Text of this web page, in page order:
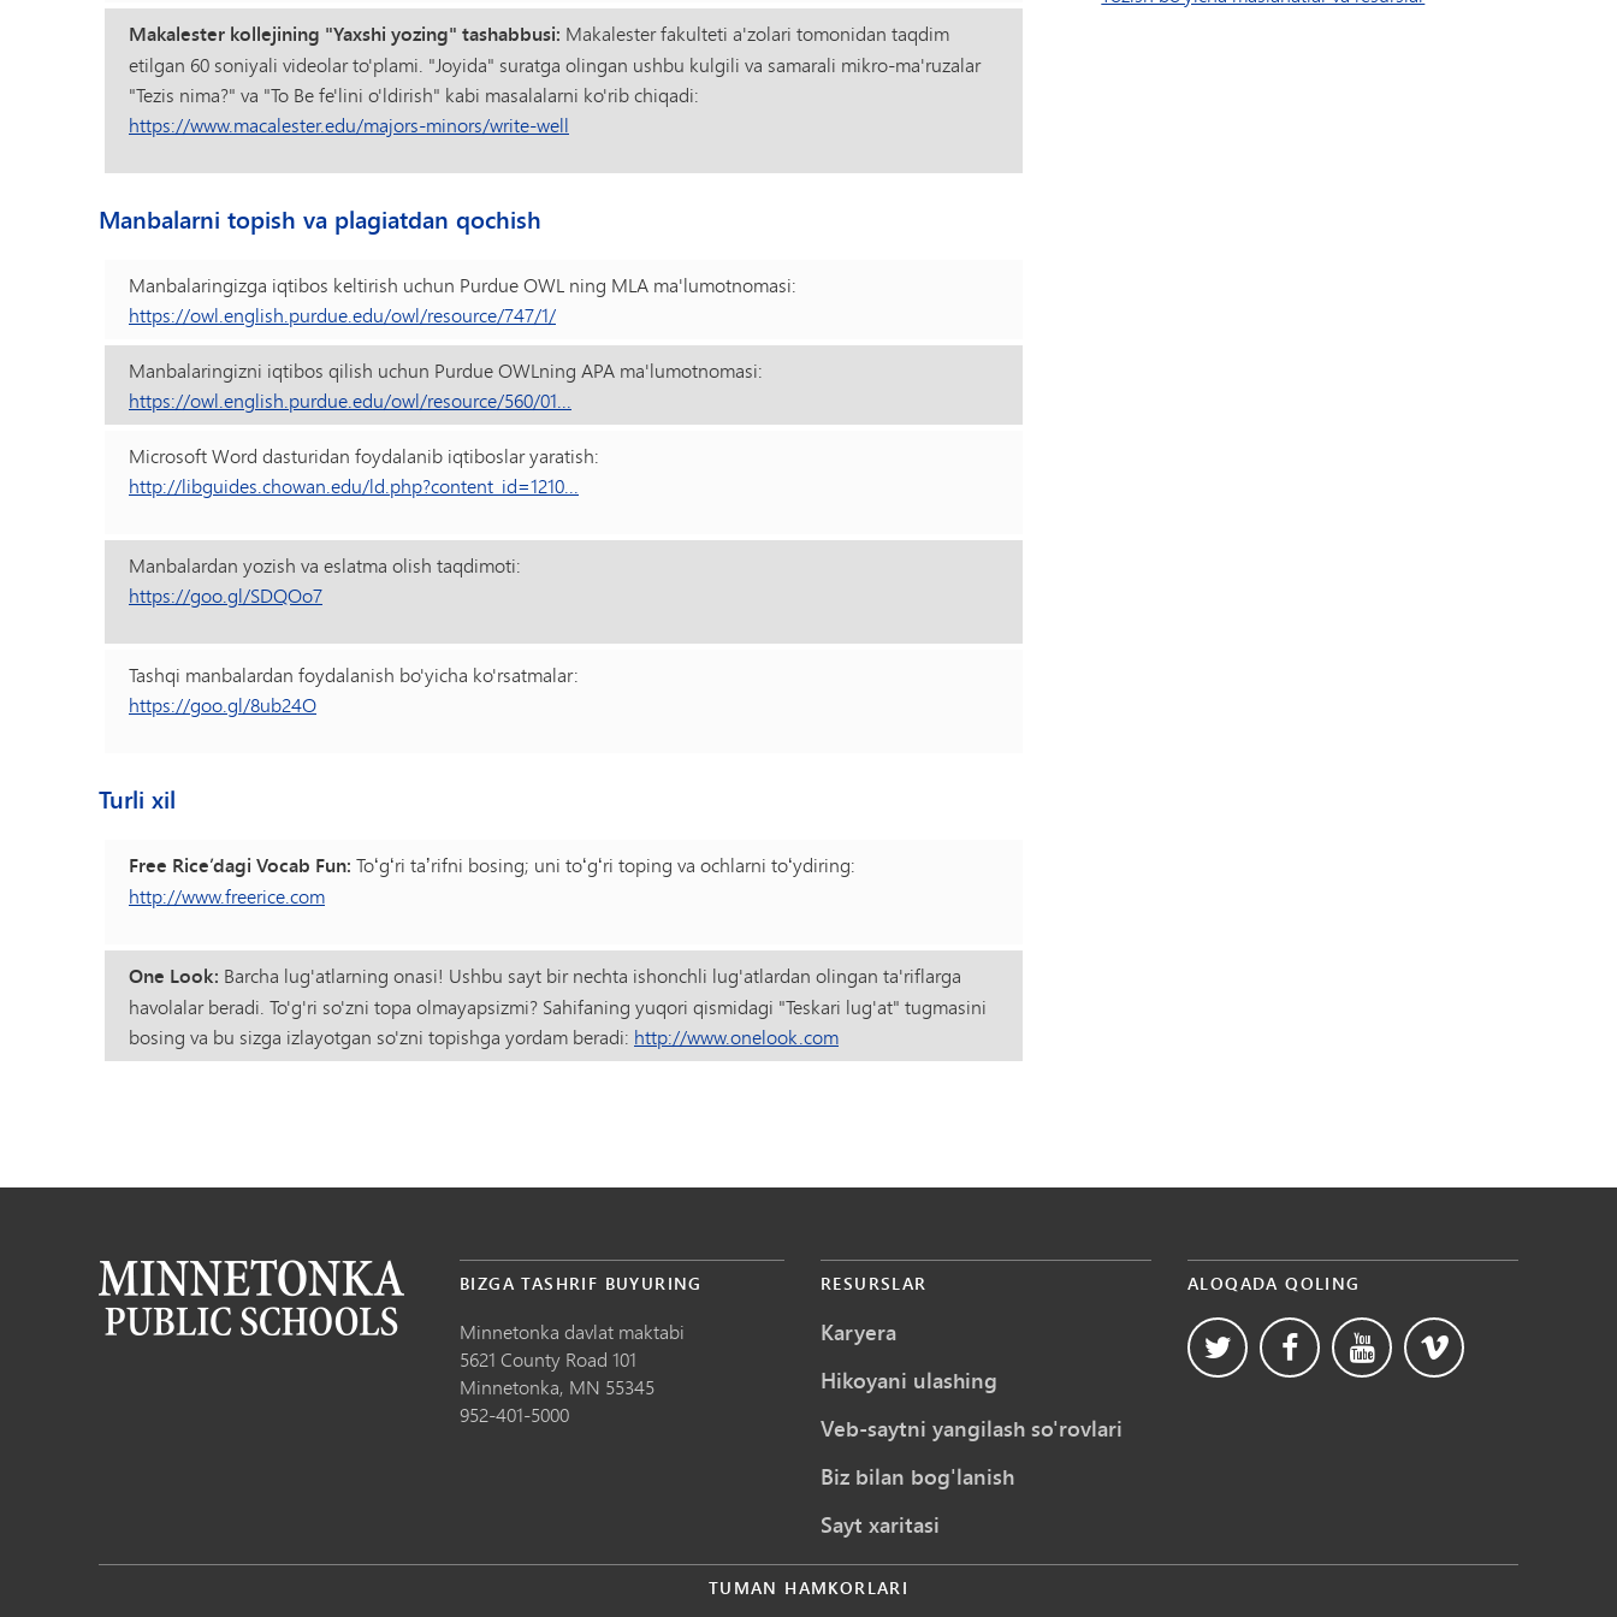
Makalester kollejining "Yaxshi yozing" tashabbusi: Makalester fakulteti a'zolari tomonidan taqdim
etilgan 60 soniyali videolar to'plami. "Joyida" suratga olingan ushbu kulgili va samarali mikro-ma'ruzalar
"Tezis nima?" va "To Be fe'lini o'ldirish" kabi masalalarni ko'rib chiqadi:
https://www.macalester.edu/majors-minors/write-well
Manbalarni topish va plagiatdan qochish
Manbalaringizga iqtibos keltirish uchun Purdue OWL ning MLA ma'lumotnomasi:
https://owl.english.purdue.edu/owl/resource/747/1/
Manbalaringizni iqtibos qilish uchun Purdue OWLning APA ma'lumotnomasi:
https://owl.english.purdue.edu/owl/resource/560/01...
Microsoft Word dasturidan foydalanib iqtiboslar yaratish:
http://libguides.chowan.edu/ld.php?content_id=1210...
Manbalardan yozish va eslatma olish taqdimoti:
https://goo.gl/SDQOo7
Tashqi manbalardan foydalanish bo'yicha ko'rsatmalar:
https://goo.gl/8ub24O
Turli xil
Free Rice’dagi Vocab Fun: Toʻgʻri taʼrifni bosing; uni toʻgʻri toping va ochlarni toʻydiring:
http://www.freerice.com
One Look: Barcha lug'atlarning onasi! Ushbu sayt bir nechta ishonchli lug'atlardan olingan ta'riflarga
havolalar beradi. To'g'ri so'zni topa olmayapsizmi? Sahifaning yuqori qismidagi "Teskari lug'at" tugmasini
bosing va bu sizga izlayotgan so'zni topishga yordam beradi: http://www.onelook.com
BIZGA TASHRIF BUYURING
Minnetonka davlat maktabi
5621 County Road 101
Minnetonka, MN 55345
952-401-5000
RESURSLAR
Karyera
Hikoyani ulashing
Veb-saytni yangilash so'rovlari
Biz bilan bog'lanish
Sayt xaritasi
ALOQADA QOLING
TUMAN HAMKORLARI